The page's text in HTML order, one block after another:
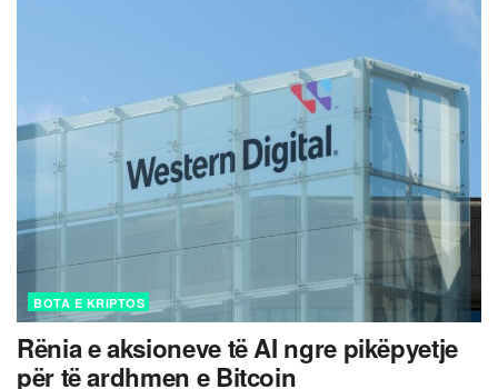
BOTA E KRIPTOS
Rënia e aksioneve të AI ngre pikëpyetje
për të ardhmen e Bitcoin